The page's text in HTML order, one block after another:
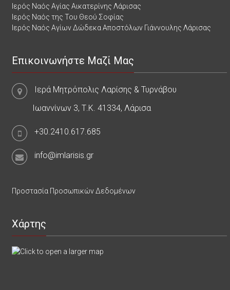
Ιερός Ναός Αγίας Αικατερίνης Λάρισας
Ιερός Ναός της Του Θεού Σοφίας
Ιερός Ναός Αγίων Δώδεκα Αποστόλων Γιάννουλης Λάρισας
Επικοινωνήστε Μαζί Μας
Ιερά Μητρόπολις Λαρίσης & Τυρνάβου
Ιωαννίνων 3, Τ.Κ. 41334, Λάρισα
+30.2410.617.685
info@imlarisis.gr
Προστασία Προσωπικών Δεδομένων
Χάρτης